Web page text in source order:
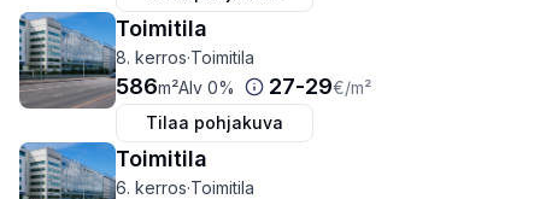
Toimitila
8. kerros·Toimitila
586m²Alv 0% 27-29€/m²
Tilaa pohjakuva
Toimitila
6. kerros·Toimitila